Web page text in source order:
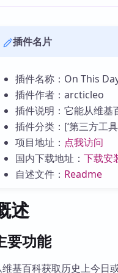
插件名片
插件名称：On This
插件作者：arcticleo
插件说明：它能从维基
插件分类：[‘第三方工具
项目地址： 点我访问
国内下载地址： 下载安
自述文件： Readme
述
要功能
维基百科获取历史上今日